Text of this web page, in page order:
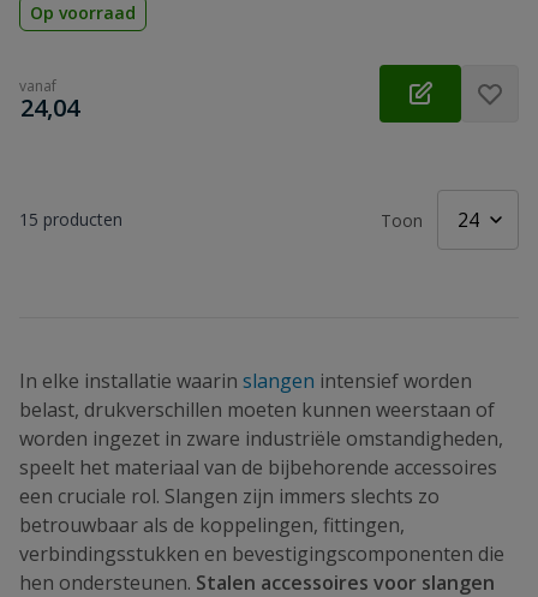
Op voorraad
vanaf
€
24,04
15 producten Toon
In elke installatie waarin slangen intensief worden
belast, drukverschillen moeten kunnen weerstaan of
worden ingezet in zware industriële omstandigheden,
speelt het materiaal van de bijbehorende accessoires
een cruciale rol. Slangen zijn immers slechts zo
betrouwbaar als de koppelingen, fittingen,
verbindingsstukken en bevestigingscomponenten die
hen ondersteunen. Stalen accessoires voor slangen